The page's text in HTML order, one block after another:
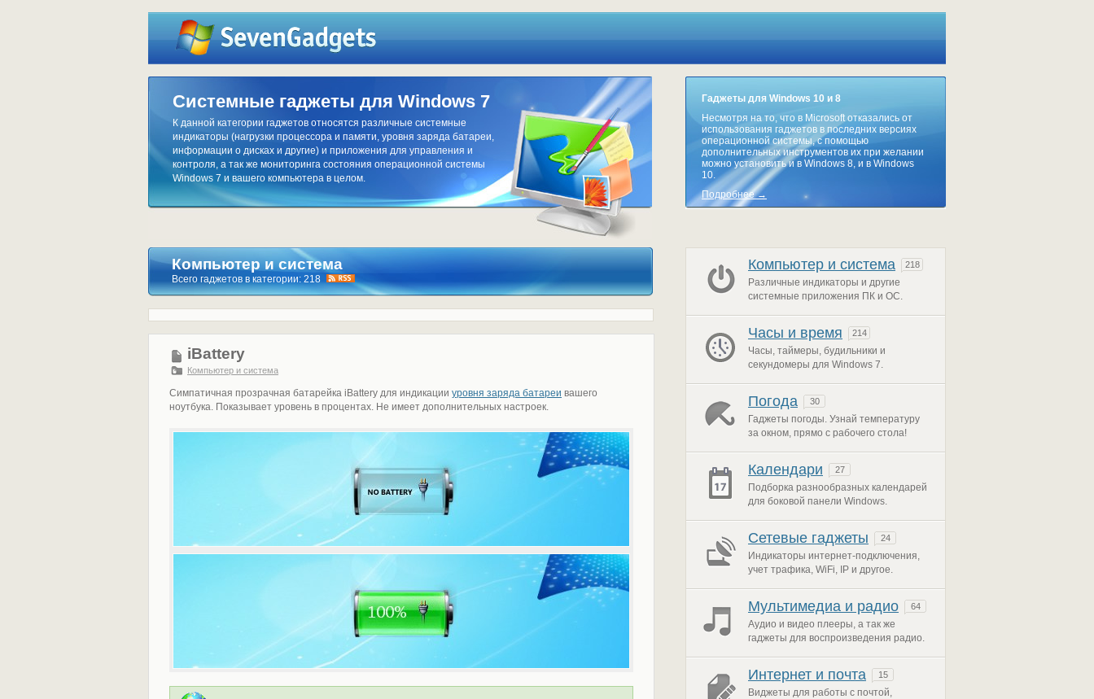
Системные гаджеты для Windows 7
К данной категории гаджетов относятся различные системные
индикаторы (нагрузки процессора и памяти, уровня заряда батареи,
информации о дисках и другие) и приложения для управления и
контроля, а так же мониторинга состояния операционной системы
Windows 7 и вашего компьютера в целом.
Гаджеты для Windows 10 и 8
Несмотря на то, что в Microsoft отказались от
использования гаджетов в последних версиях
операционной системы, с помощью
дополнительных инструментов их при желании
можно установить и в Windows 8, и в Windows
10.
Подробнее →
Компьютер и система
Всего гаджетов в категории: 218
iBattery
Компьютер и система
Симпатичная прозрачная батарейка iBattery для индикации уровня заряда батареи вашего
ноутбука. Показывает уровень в процентах. Не имеет дополнительных настроек.
Компьютер и система 218
Различные индикаторы и другие
системные приложения ПК и ОС.
Часы и время 214
Часы, таймеры, будильники и
секундомеры для Windows 7.
Погода 30
Гаджеты погоды. Узнай температуру
за окном, прямо с рабочего стола!
Календари 27
Подборка разнообразных календарей
для боковой панели Windows.
Сетевые гаджеты 24
Индикаторы интернет-подключения,
учет трафика, WiFi, IP и другое.
Мультимедиа и радио 64
Аудио и видео плееры, а так же
гаджеты для воспроизведения радио.
Интернет и почта 15
Виджеты для работы с почтой,